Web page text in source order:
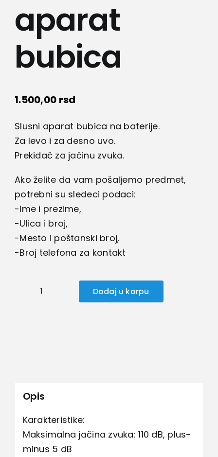
Kamere
Medicinska oprema
Sport i razonoda
Svi proizvodi
aparat
bubica
1.500,00 rsd
Slusni aparat bubica na baterije.
Za levo i za desno uvo.
Prekidač za jačinu zvuka.
Ako želite da vam pošaljemo predmet,
potrebni su sledeci podaci:
-Ime i prezime,
-Ulica i broj,
-Mesto i poštanski broj,
-Broj telefona za kontakt
Slušni
Dodaj u korpu
Opis
Karakteristike:
Maksimalna jačina zvuka: 110 dB, plus-
minus 5 dB